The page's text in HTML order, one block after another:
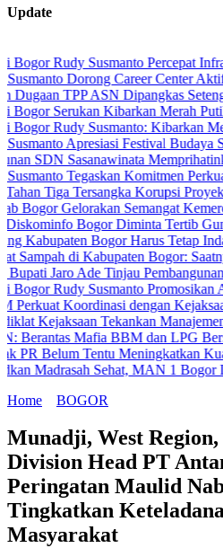
Update
Susmanto Percepat Infrastruktur
Dorong Career Center Aktif Setiap
TPP ASN Dipangkas Setengah KPK
Kibarkan Merah Putih Perkuat
Susmanto: Kibarkan Merah
Apresiasi Festival Budaya Sunda,
Sasanawinata Memprihatinkan,
Tegaskan Komitmen Perkuat
Tersangka Korupsi Proyek
Semangat Kemerdekaan
Bogor Diminta Tertib Gunakan
Bogor Harus Tetap Indah,
di Kabupaten Bogor: Saatnya
Ade Tinjau Pembangunan Sekolah
Susmanto Promosikan
dengan Kejaksaan
Tekankan Manajemen Risiko
Mafia BBM dan LPG Bersubsidi,
Tentu Meningkatkan Kualitas
Sehat, MAN 1 Bogor Lakukan
Home
BOGOR
Munadji, West
Division Head PT
Peringatan Maulid
Tingkatkan
Masyarakat